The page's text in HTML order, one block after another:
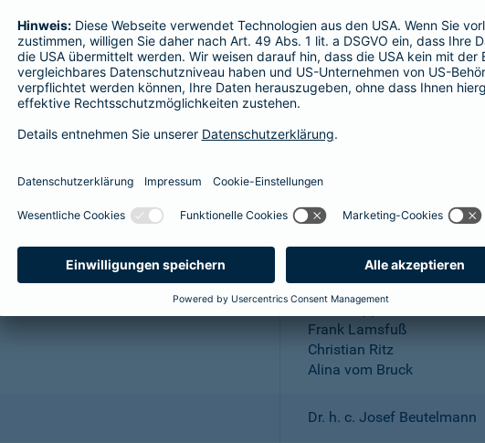
Aktiengesellschaft
Dr. Andreas Eurich, Oliver
Thomas Bischof
Dr. Sylvia Eichelberg
Harald Epple
Frank Lamsfuß
Christian Ritz
Alina vom Bruck
Dr. h. c. Josef Beutelmann